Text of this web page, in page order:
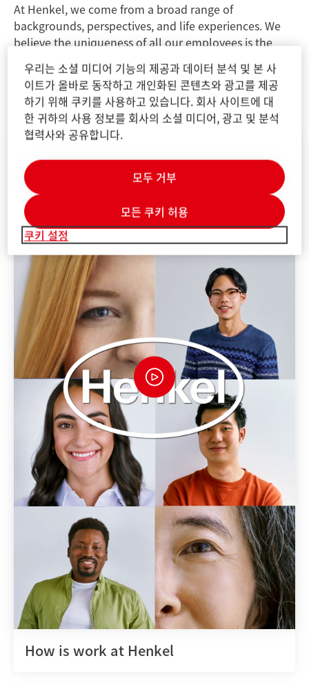
At Henkel, we come from a broad range of
backgrounds, perspectives, and life experiences. We
believe the uniqueness of all our employees is the
power in us. Become part of the team and bring your
uniqueness to us! We welcome all applications across
different genders, origins, cultures, religions, sexual
orientations, disabilities, and generations.
How is work at Henkel
우리는 소셜 미디어 기능의 제공과 데이터 분석 및 본 사
이트가 올바로 동작하고 개인화된 콘텐츠와 광고를 제공
하기 위해 쿠키를 사용하고 있습니다. 회사 사이트에 대
한 귀하의 사용 정보를 회사의 소셜 미디어, 광고 및 분석
협력사와 공유합니다.
쿠키 설정
모두 거부
모든 쿠키 허용